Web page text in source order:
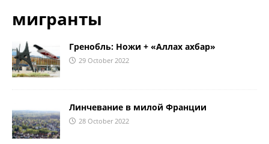
мигранты
Гренобль: Ножи + «Аллах ахбар»
29 October 2022
Линчевание в милой Франции
28 October 2022